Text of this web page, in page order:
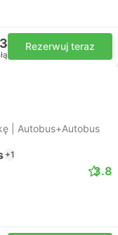
Rezerwuj teraz
| Autobus+Autobus
+1
3.8